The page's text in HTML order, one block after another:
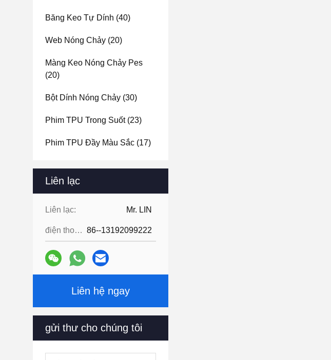
Băng Keo Tự Dính (40)
Web Nóng Chảy (20)
Màng Keo Nóng Chảy Pes
(20)
Bột Dính Nóng Chảy (30)
Phim TPU Trong Suốt(23)
Phim TPU Đầy Màu Sắc (17)
Liên lạc
Liên lạc: Mr. LIN
điện thoại: 86--13192099222
Liên hệ ngay
gửi thư cho chúng tôi